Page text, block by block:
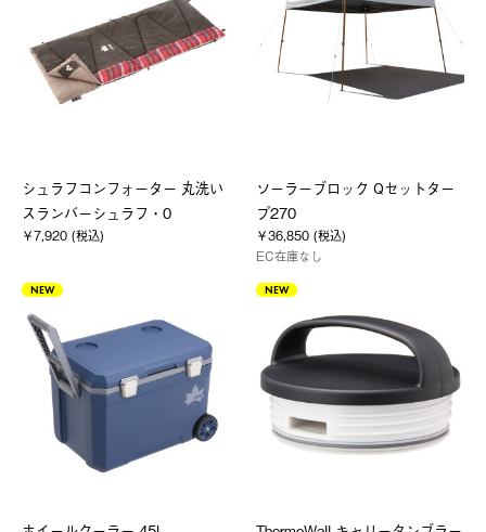
シュラフコンフォーター 丸洗い
スランバーシュラフ・0
￥7,920 (税込)
ソーラーブロック Qセットター
プ270
￥36,850 (税込)
EC在庫なし
NEW NEW